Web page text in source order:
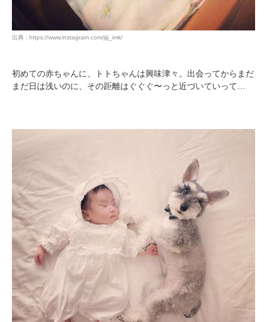
出典 : https://www.instagram.com/jiji_imk/
初めての赤ちゃんに、トトちゃんは興味津々。出会ってからまだ
まだ日は浅いのに、その距離はぐぐぐ〜っと近づいていって…